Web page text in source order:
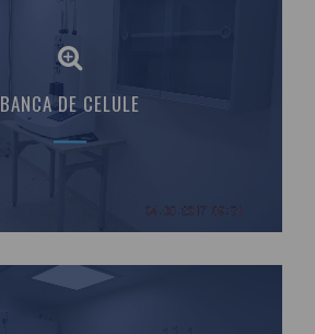
BANCA DE CELULE